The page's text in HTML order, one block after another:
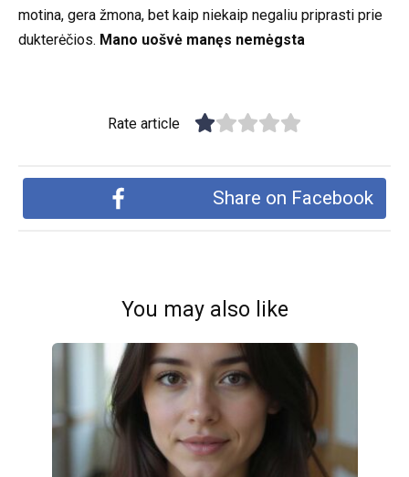
motina, gera žmona, bet kaip niekaip negaliu priprasti prie
dukterėčios. Mano uošvė manęs nemėgsta
Rate article
Share on Facebook
You may also like